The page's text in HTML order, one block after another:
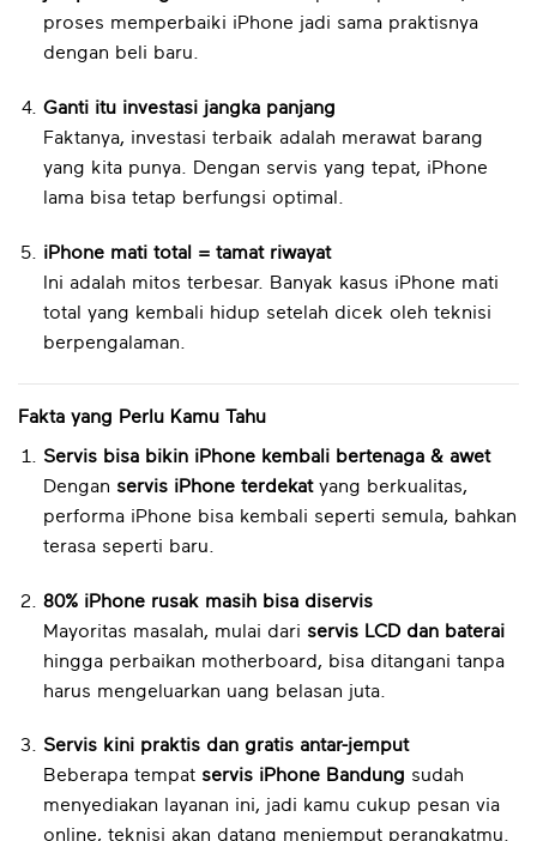
proses memperbaiki iPhone jadi sama praktisnya
dengan beli baru.
Ganti itu investasi jangka panjang
Faktanya, investasi terbaik adalah merawat barang
yang kita punya. Dengan servis yang tepat, iPhone
lama bisa tetap berfungsi optimal.
iPhone mati total = tamat riwayat
Ini adalah mitos terbesar. Banyak kasus iPhone mati
total yang kembali hidup setelah dicek oleh teknisi
berpengalaman.
Fakta yang Perlu Kamu Tahu
Servis bisa bikin iPhone kembali bertenaga & awet
Dengan servis iPhone terdekatyang berkualitas,
performa iPhone bisa kembali seperti semula, bahkan
terasa seperti baru.
80% iPhone rusak masih bisa diservis
Mayoritas masalah, mulai dari servis LCD dan baterai
hingga perbaikan motherboard, bisa ditangani tanpa
harus mengeluarkan uang belasan juta.
Servis kini praktis dan gratis antar-jemput
Beberapa tempat servis iPhone Bandung sudah
menyediakan layanan ini, jadi kamu cukup pesan via
online, teknisi akan datang menjemput perangkatmu.